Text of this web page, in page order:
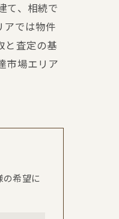
て、相続で
アでは物件
と査定の基
市場エリア
の希望に